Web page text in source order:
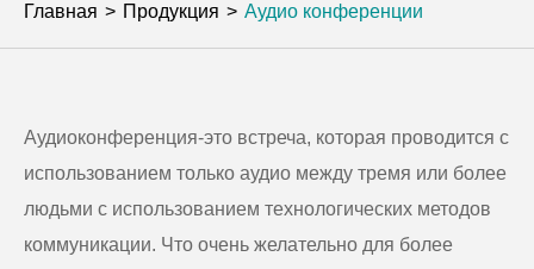
Главная Продукция Аудио конференции
Аудиоконференция-это встреча, которая проводится с
использованием только аудио между тремя или более
людьми с использованием технологических методов
коммуникации. Что очень желательно для более